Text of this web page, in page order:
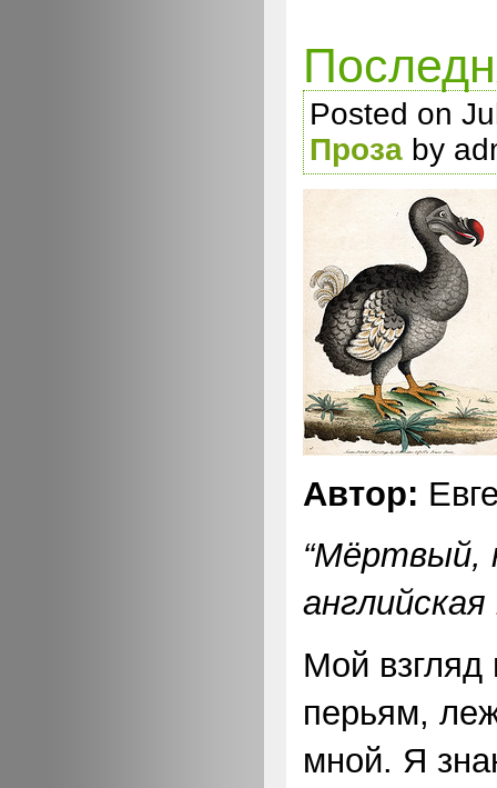
Posted on
Проза by
Автор:
“Мёртвый,
Мой взгляд
перьям,
мной. Я